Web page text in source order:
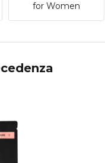
for Women